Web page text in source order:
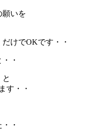
願いを
けでOKです・・
・
す・・
・